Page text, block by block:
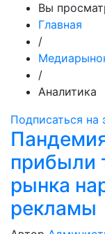
Вы
Главная
/
/
Аналитика
Подписаться на
прибыли
рынка
рекламы